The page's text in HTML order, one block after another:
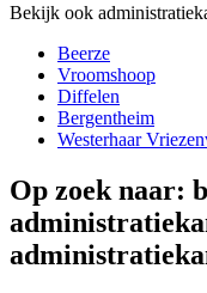
Bekijk ook
Beerze
Vroomshoop
Diffelen
Bergentheim
Westerhaar
Op zoek naar: